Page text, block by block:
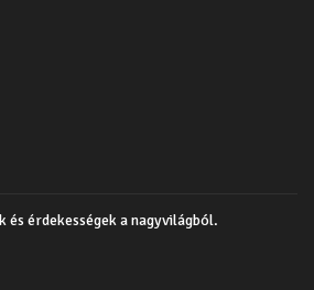
érdekességek a nagyvilágból.